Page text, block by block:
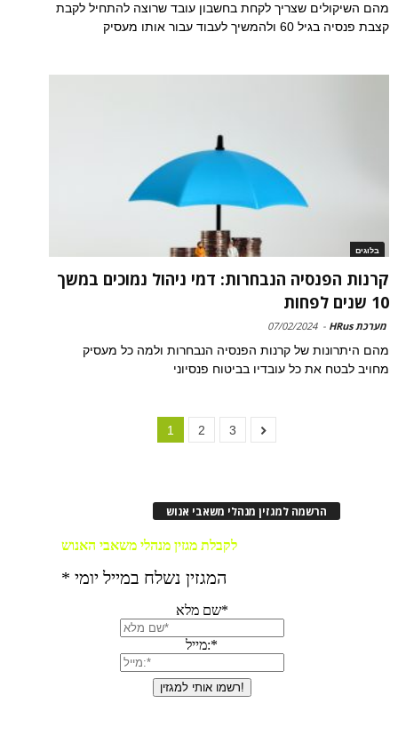
מהם השיקולים שצריך לקחת בחשבון עובד שרוצה להתחיל לקבת
קצבת פנסיה בגיל 60 ולהמשיך לעבוד עבור אותו מעסיק
בלוגים
קרנות הפנסיה הנבחרות: דמי ניהול נמוכים במשך
10 שנים לפחות
מערכת HRus -
07/02/2024
מהם היתרונות של קרנות הפנסיה הנבחרות ולמה כל מעסיק
מחויב לבטח את כל עובדיו בביטוח פנסיוני
1 2 3
הרשמה למגזין מנהלי משאבי אנוש